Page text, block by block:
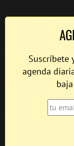
Suscríbete
agenda